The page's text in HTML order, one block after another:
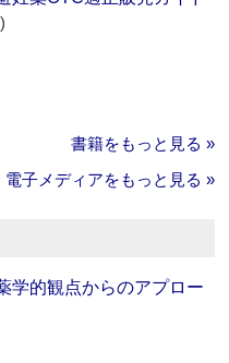
書籍をもっと見る »
電子メディアをもっと見る »
学的観点からのアプロー